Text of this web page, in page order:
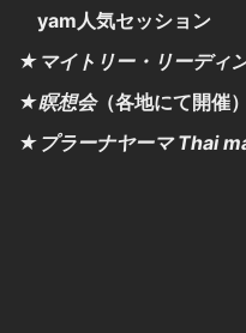
yam人気セッション
★マイトリー・リーディ
★瞑想会（各地にて開催）
★プラーナヤーマ Thai